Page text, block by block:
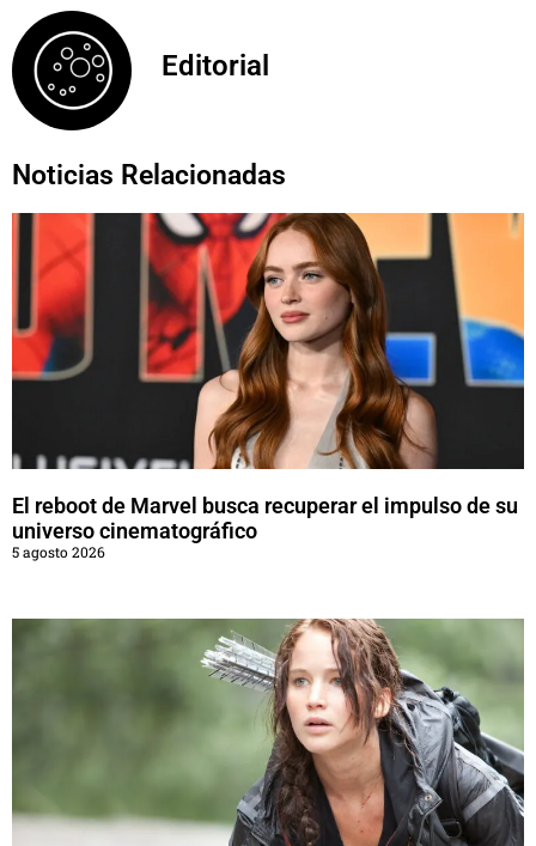
Editorial
Noticias Relacionadas
El reboot de Marvel busca recuperar el impulso de su
universo cinematográfico
5 agosto 2026